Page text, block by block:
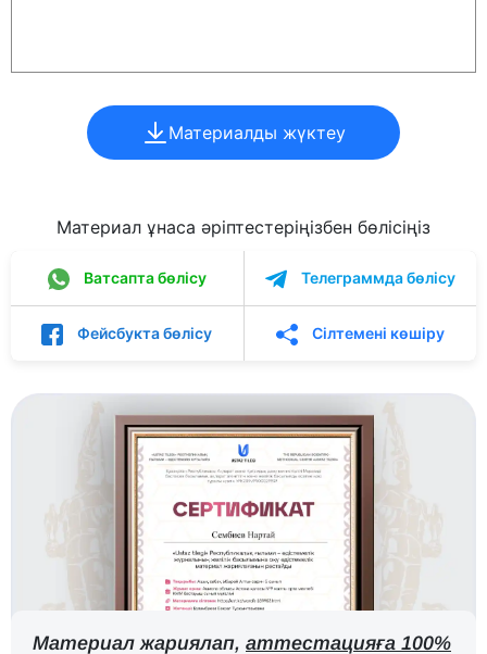
Материалды жүктеу
Материал ұнаса әріптестеріңізбен бөлісіңіз
Ватсапта бөлісу Телеграммда бөлісу
Фейсбукта бөлісу Сілтемені көшіру
Материал жариялап, аттестацияға 100%